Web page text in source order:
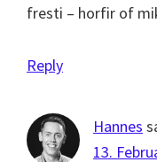
fresti – horfir of
Reply
Hannes
13.